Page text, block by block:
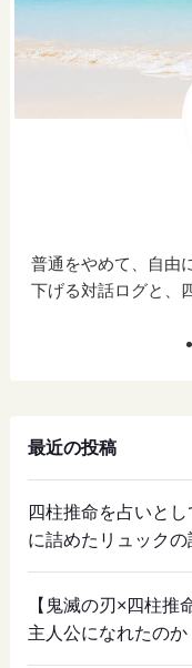
普通をやめて、自由
下げる対話ログと、
最近の投稿
四柱推命を占いと
に詰めたリュックの
【鬼滅の刃×四柱推
主人公になれたのか